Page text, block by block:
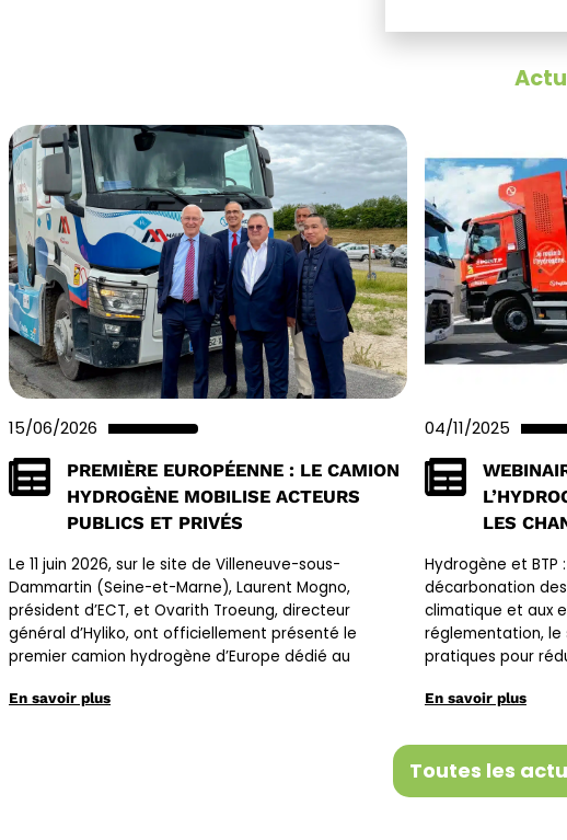
15/06/2026
PREMIÈRE EUROPÉENNE : LE CAMION
HYDROGÈNE MOBILISE ACTEURS
PUBLICS ET PRIVÉS
Le 11 juin 2026, sur le site de Villeneuve-sous-
Dammartin (Seine-et-Marne), Laurent Mogno,
président d’ECT, et Ovarith Troeung, directeur
général d’Hyliko, ont officiellement présenté le
premier camion hydrogène d’Europe dédié au
En savoir plus
04/11/2025
LES
Hydrogène et BTP
décarbonation
climatique et aux
réglementation, le
pratiques pour
En savoir plus
Toutes les